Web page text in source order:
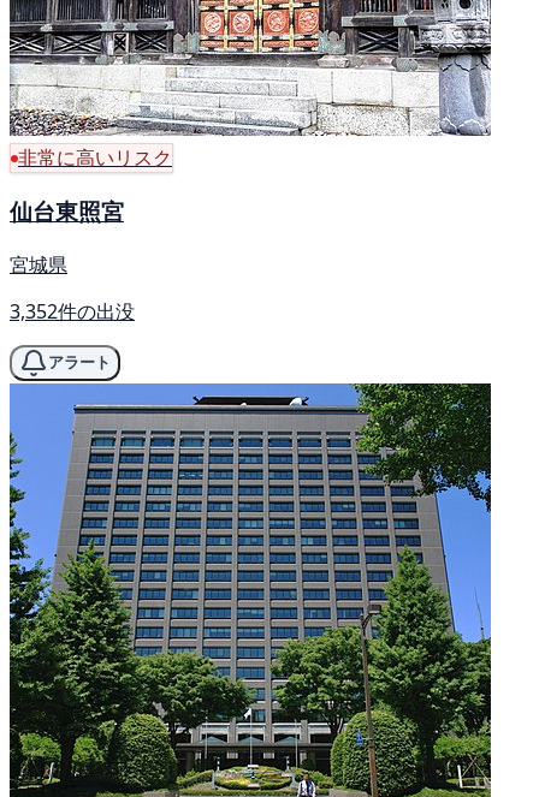
非常に高いリスク
仙台東照宮
宮城県
3,352件の出没
アラート